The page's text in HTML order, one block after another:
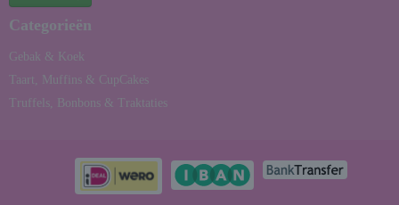
Categorieën
Gebak & Koek
Taart, Muffins & CupCakes
Truffels, Bonbons & Traktaties